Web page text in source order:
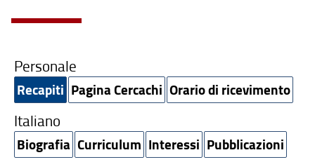
Personale
Recapiti Pagina Cercachi Orario di ricevimento
Italiano
Biografia Curriculum Interessi Pubblicazioni